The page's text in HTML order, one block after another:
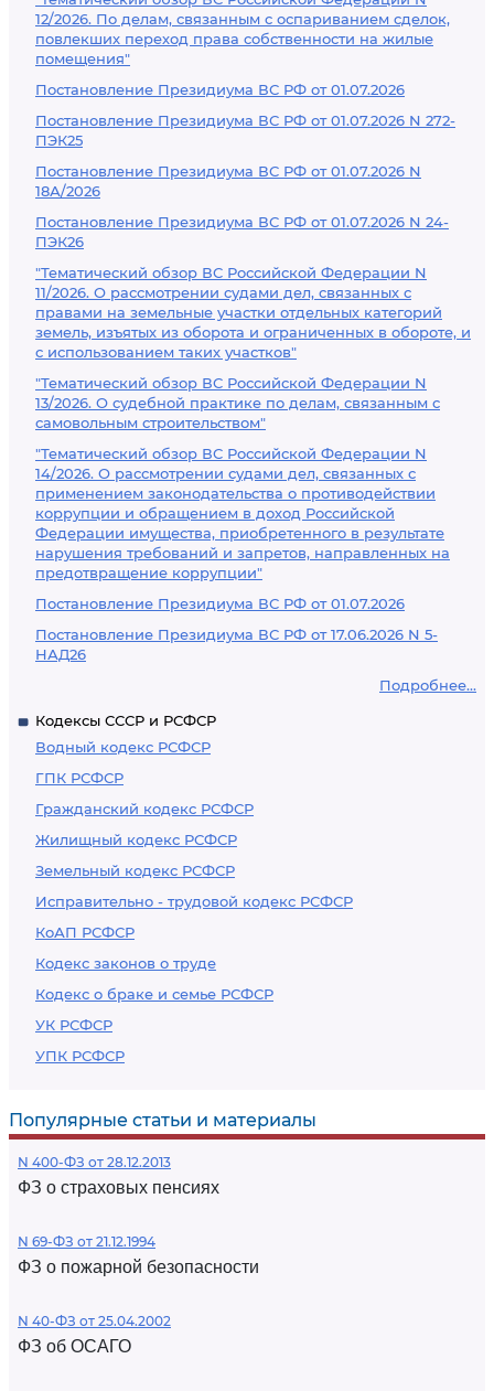
12/2026. По делам, связанным с оспариванием сделок,
повлекших переход права собственности на жилые
помещения"
Постановление Президиума ВС РФ от 01.07.2026
Постановление Президиума ВС РФ от 01.07.2026 N 272-
ПЭК25
Постановление Президиума ВС РФ от 01.07.2026 N
18А/2026
Постановление Президиума ВС РФ от 01.07.2026 N 24-
ПЭК26
"Тематический обзор ВС Российской Федерации N
11/2026. О рассмотрении судами дел, связанных с
правами на земельные участки отдельных категорий
земель, изъятых из оборота и ограниченных в обороте, и
с использованием таких участков"
"Тематический обзор ВС Российской Федерации N
13/2026. О судебной практике по делам, связанным с
самовольным строительством"
"Тематический обзор ВС Российской Федерации N
14/2026. О рассмотрении судами дел, связанных с
применением законодательства о противодействии
коррупции и обращением в доход Российской
Федерации имущества, приобретенного в результате
нарушения требований и запретов, направленных на
предотвращение коррупции"
Постановление Президиума ВС РФ от 01.07.2026
Постановление Президиума ВС РФ от 17.06.2026 N 5-
НАД26
Подробнее...
Кодексы СССР и РСФСР
Водный кодекс РСФСР
ГПК РСФСР
Гражданский кодекс РСФСР
Жилищный кодекс РСФСР
Земельный кодекс РСФСР
Исправительно - трудовой кодекс РСФСР
КоАП РСФСР
Кодекс законов о труде
Кодекс о браке и семье РСФСР
УК РСФСР
УПК РСФСР
Популярные статьи и материалы
N 400-ФЗ от 28.12.2013
ФЗ о страховых пенсиях
N 69-ФЗ от 21.12.1994
ФЗ о пожарной безопасности
N 40-ФЗ от 25.04.2002
ФЗ об ОСАГО